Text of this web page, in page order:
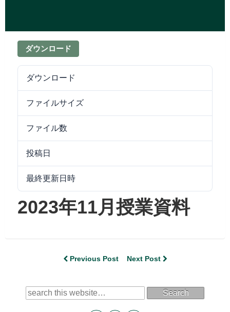
ダウンロード
ダウンロード
ファイルサイズ
ファイル数
投稿日
最終更新日時
2023年11月授業資料
Previous Post Next Post
Search